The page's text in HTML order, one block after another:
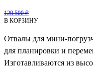
120 500 ₽
В КОРЗИНУ
Отвалы для мини-
для планировки и
Изготавливаются из